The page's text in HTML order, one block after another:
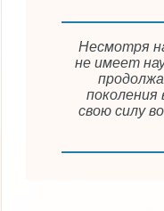
Несмотря
не имеет
поколения
свою силу